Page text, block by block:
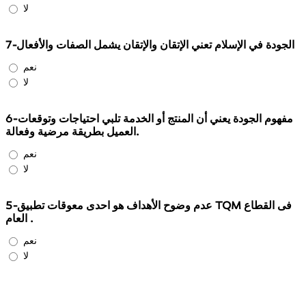
لا
7-الجودة في الإسلام تعني الإتقان والإتقان يشمل الصفات والأفعال
نعم
لا
6-مفهوم الجودة يعني أن المنتج أو الخدمة تلبي احتياجات وتوقعات
العميل بطريقة مرضية وفعالة.
نعم
لا
5-عدم وضوح الأهداف هو احدى معوقات تطبيق TQM فى القطاع
العام .
نعم
لا